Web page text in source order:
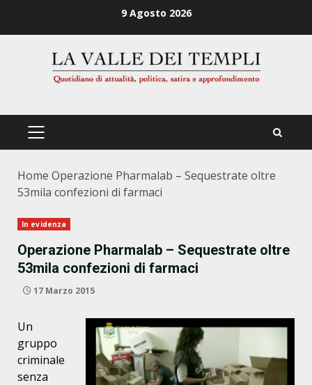
9 Agosto 2026
PRIMÄRES
Home Operazione Pharmalab – Sequestrate oltre
53mila confezioni di farmaci
In evidenza
Operazione Pharmalab – Sequestrate oltre
53mila confezioni di farmaci
17 Marzo 2015
Un
gruppo
criminale
senza